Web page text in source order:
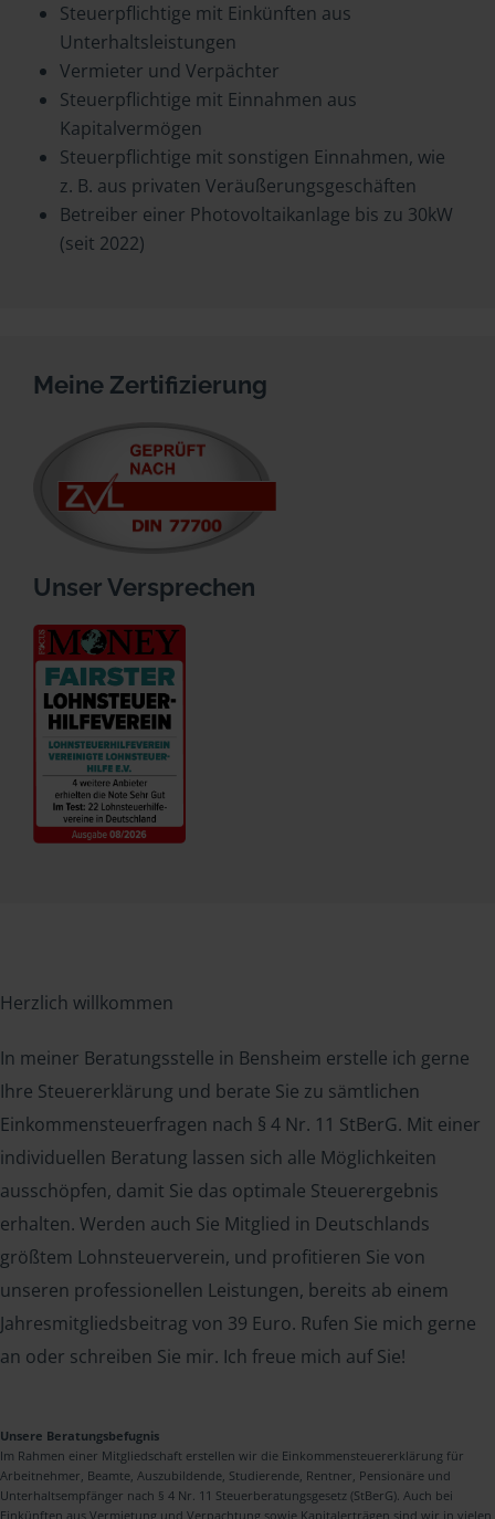
Steuerpflichtige mit Einkünften aus
Unterhaltsleistungen
Vermieter und Verpächter
Steuerpflichtige mit Einnahmen aus
Kapitalvermögen
Steuerpflichtige mit sonstigen Einnahmen, wie
z. B. aus privaten Veräußerungsgeschäften
Betreiber einer Photovoltaikanlage bis zu 30kW
(seit 2022)
Meine Zertifizierung
Unser Versprechen
Herzlich willkommen
In meiner Beratungsstelle in Bensheim erstelle ich gerne
Ihre Steuererklärung und berate Sie zu sämtlichen
Einkommensteuerfragen nach § 4 Nr. 11 StBerG. Mit einer
individuellen Beratung lassen sich alle Möglichkeiten
ausschöpfen, damit Sie das optimale Steuerergebnis
erhalten. Werden auch Sie Mitglied in Deutschlands
größtem Lohnsteuerverein, und profitieren Sie von
unseren professionellen Leistungen, bereits ab einem
Jahresmitgliedsbeitrag von 39 Euro. Rufen Sie mich gerne
an oder schreiben Sie mir. Ich freue mich auf Sie!
Unsere Beratungsbefugnis
Im Rahmen einer Mitgliedschaft erstellen wir die Einkommensteuererklärung für
Arbeitnehmer, Beamte, Auszubildende, Studierende, Rentner, Pensionäre und
Unterhaltsempfänger nach § 4 Nr. 11 Steuerberatungsgesetz (StBerG). Auch bei
Einkünften aus Vermietung und Verpachtung sowie Kapitalerträgen sind wir in vielen